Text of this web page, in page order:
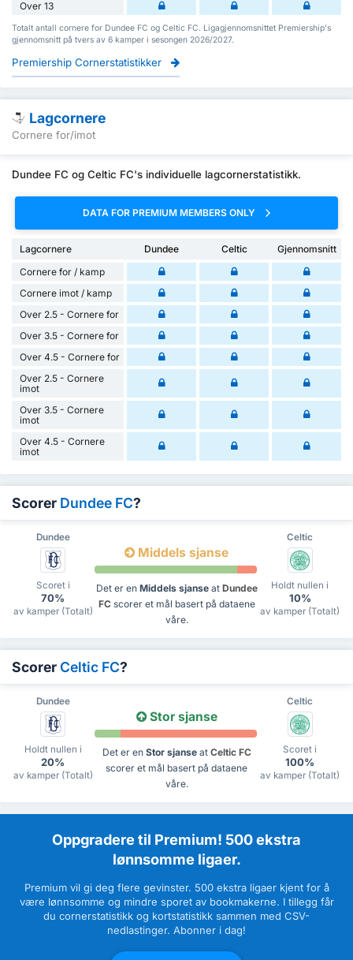
Over 13
Totalt antall cornere for Dundee FC og Celtic FC. Ligagjennomsnittet Premiership's
gjennomsnitt på tvers av 6 kamper i sesongen 2026/2027.
Premiership Cornerstatistikker
Lagcornere
Cornere for/imot
Dundee FC og Celtic FC's individuelle lagcornerstatistikk.
DATA FOR PREMIUM MEMBERS ONLY
Lagcornere Dundee Celtic
Gjennomsnitt
Cornere for / kamp
Cornere imot / kamp
Over 2.5 - Cornere for
Over 3.5 - Cornere for
Over 4.5 - Cornere for
Over 2.5 - Cornere
imot
Over 3.5 - Cornere
imot
Over 4.5 - Cornere
imot
Scorer Dundee FC?
Dundee Celtic
Scoret i
70%
av kamper (Totalt)
Middels sjanse
Det er en Middels sjanseat Dundee
FCscorer et mål basert på dataene
våre.
Holdt nullen i
10%
av kamper (Totalt)
Scorer Celtic FC?
Dundee Celtic
Holdt nullen i
20%
av kamper (Totalt)
Stor sjanse
Det er en Stor sjanseat Celtic FC
scorer et mål basert på dataene
våre.
Scoret i
100%
av kamper (Totalt)
Oppgradere til Premium! 500 ekstra
lønnsomme ligaer.
Premium vil gi deg flere gevinster. 500 ekstra ligaer kjent for å
være lønnsomme og mindre sporet av bookmakerne. I tillegg får
du cornerstatistikk og kortstatistikk sammen med CSV-
nedlastinger. Abonner i dag!